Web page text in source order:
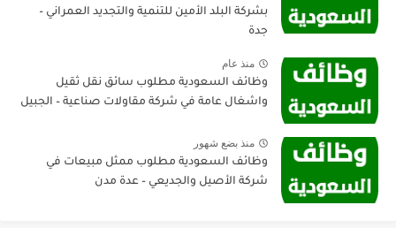
بشركة البلد الأمين للتنمية والتجديد العمراني –
جدة
منذ عام
وظائف السعودية مطلوب سائق نقل ثقيل
واشغال عامة في شركة مقاولات صناعية – الجبيل
منذ بضع شهور
وظائف السعودية مطلوب ممثل مبيعات في
شركة الأصيل والجديعي – عدة مدن